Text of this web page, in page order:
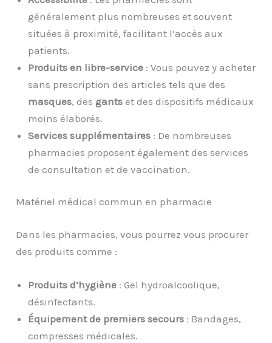
généralement plus nombreuses et souvent
situées à proximité, facilitant l’accès aux
patients.
Produits en libre-service : Vous pouvez y acheter
sans prescription des articles tels que des
masques, des gants et des dispositifs médicaux
moins élaborés.
Services supplémentaires : De nombreuses
pharmacies proposent également des services
de consultation et de vaccination.
Matériel médical commun en pharmacie
Dans les pharmacies, vous pourrez vous procurer
des produits comme :
Produits d’hygiène : Gel hydroalcoolique,
désinfectants.
Équipement de premiers secours : Bandages,
compresses médicales.